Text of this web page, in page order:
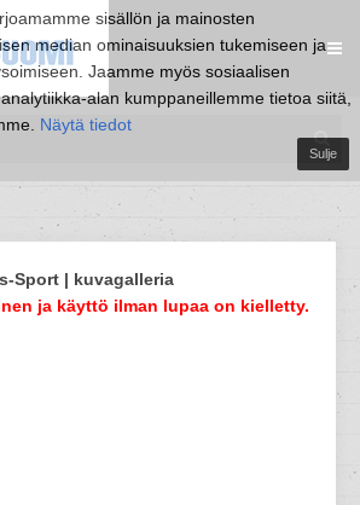
sisällön ja mainosten
median ominaisuuksien tukemiseen ja
Jaamme myös sosiaalisen
alan kumppaneillemme tietoa siitä,
Näytä tiedot
Sulje
Sport | kuvagalleria
ja käyttö ilman lupaa on kielletty.